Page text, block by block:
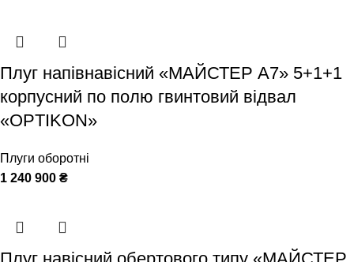
Плуг напівнавісний «МАЙСТЕР А7» 5+1+1
корпусний по полю гвинтовий відвал
«OPTIKON»
Плуги оборотні
1 240 900 ₴